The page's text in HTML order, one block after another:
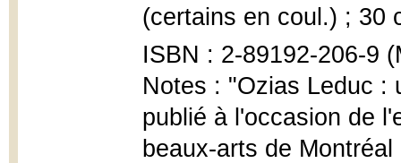
(certains en coul.) ; 30
ISBN : 2-89192-206-9
Notes : "Ozias Leduc :
publié à l'occasion de
beaux-arts de